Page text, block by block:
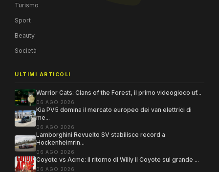
Turismo
Sport
Beauty
Società
ULTIMI ARTICOLI
Warrior Cats: Clans of the Forest, il primo videogioco uf...
06 AGO 2026
Kia PV5 domina il mercato europeo dei van elettrici di
me...
06 AGO 2026
Lamborghini Revuelto SV stabilisce record a
Hockenheimrin...
06 AGO 2026
Coyote vs Acme: il ritorno di Willy il Coyote sul grande ...
06 AGO 2026